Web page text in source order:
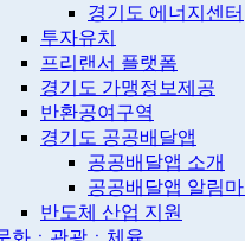
경기도 에너지센터
투자유치
프리랜서 플랫폼
경기도 가맹정보제공
반환공여구역
경기도 공공배달앱
공공배달앱 소개
공공배달앱 알림
반도체 산업 지원
화ㆍ관광ㆍ체육